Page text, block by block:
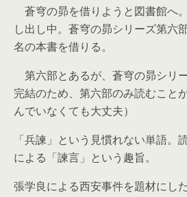
蒼穹の昴を借りようと図書館へ
し出し中。蒼穹の昴シリーズ第六
名の本書を借りる。
第六部とあるが、蒼穹の昴シリ
完結のため、第六部のみ読むこと
んでいなくても大丈夫）
「兵諫」という見慣れない単語。
による「諫言」という趣旨。
張学良による西安事件を題材にした